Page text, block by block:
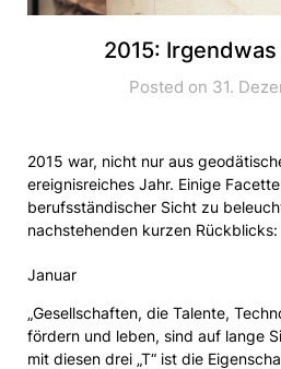
2015:
Posted on 31.
2015 war, nicht nur aus
ereignisreiches Jahr. Einige
berufsständischer Sicht zu
nachstehenden kurzen Rückblicks:
Januar
„Gesellschaften, die Talente,
fördern und leben, sind auf lange
mit diesen drei „T“ ist die